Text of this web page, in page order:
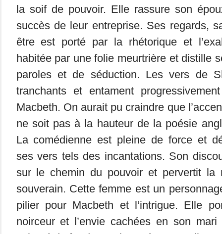
la soif de pouvoir. Elle rassure son
succès de leur entreprise. Ses regards,
être est porté par la rhétorique et
habitée par une folie meurtrière et distille
paroles et de séduction. Les vers de
tranchants et entament
Macbeth. On aurait pu craindre que
ne soit pas à la hauteur de la poésie
La comédienne est pleine de force et
ses vers tels des incantations. Son
sur le chemin du pouvoir et pervertit la
souverain. Cette femme est un
pilier pour Macbeth et l’intrigue. Elle
noirceur et l’envie cachées en son mari